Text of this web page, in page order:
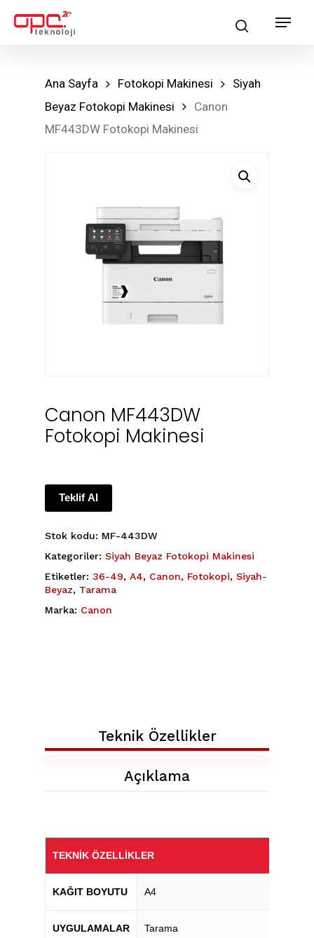
searchMenu
Ana Sayfa Fotokopi Makinesi
Siyah
Beyaz Fotokopi Makinesi
Canon
MF443DW Fotokopi Makinesi
Canon MF443DW
Fotokopi Makinesi
Teklif Al
Stok kodu: MF-443DW
Kategoriler: Siyah Beyaz Fotokopi Makinesi
Etiketler: 36-49, A4, Canon, Fotokopi, Siyah-
Beyaz, Tarama
Marka: Canon
Teknik Özellikler
Açıklama
TEKNIK ÖZELLIKLER
KAĞIT BOYUTU A4
UYGULAMALAR Tarama